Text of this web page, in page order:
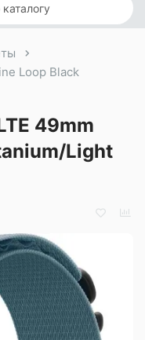
Loop Black
49mm
Light